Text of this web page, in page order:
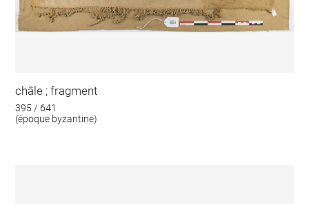
châle ; fragment
395 / 641
(époque byzantine)